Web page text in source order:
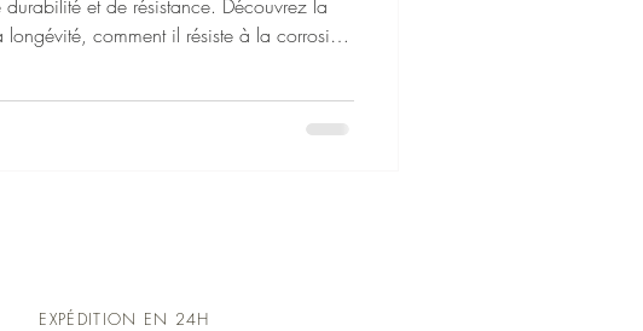
et de résistance. Découvrez la
longévité, comment il résiste à la corrosion
EXPÉDITION EN 24H